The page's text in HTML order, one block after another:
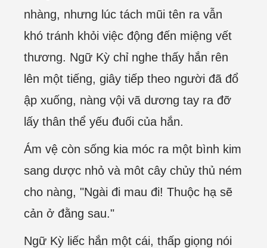
nhàng, nhưng lúc tách mũi tên ra vẫn
khó tránh khỏi việc động đến miệng vết
thương. Ngữ Kỳ chỉ nghe thấy hắn rên
lên một tiếng, giây tiếp theo người đã đổ
ập xuống, nàng vội vã dương tay ra đỡ
lấy thân thể yếu đuối của hắn.
Ám vệ còn sống kia móc ra một bình kim
sang dược nhỏ và môt cây chủy thủ ném
cho nàng, "Ngài đi mau đi! Thuộc hạ sẽ
cản ở đằng sau."
Ngữ Kỳ liếc hắn một cái, thấp giọng nói